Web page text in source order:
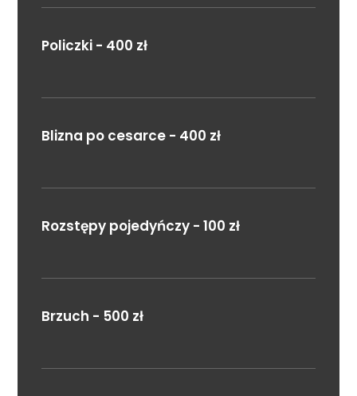
Policzki - 400 zł
Blizna po cesarce - 400 zł
Rozstępy pojedyńczy - 100 zł
Brzuch - 500 zł